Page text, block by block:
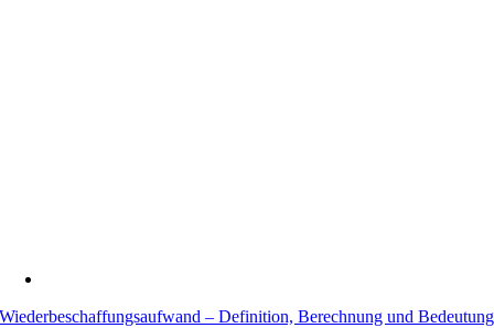
Wiederbeschaffungsaufwand – Definition, Berechnung und Bedeutung